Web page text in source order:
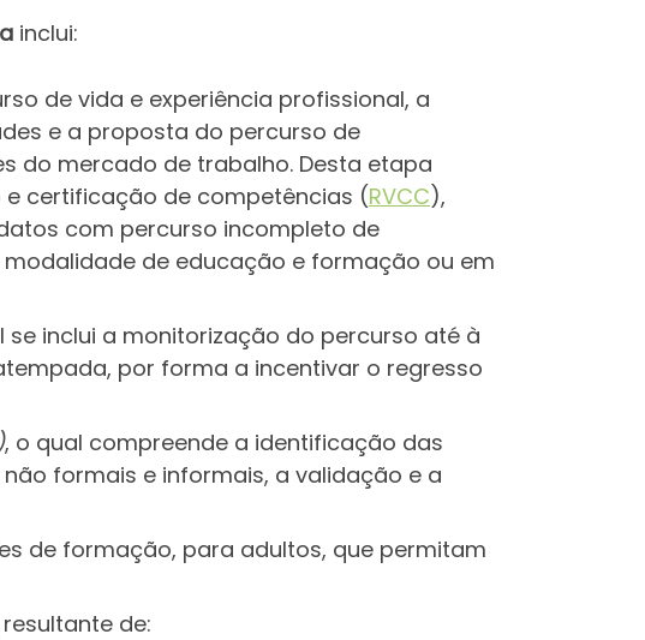
inclui:
de vida e experiência profissional, a
e a proposta do percurso de
do mercado de trabalho. Desta etapa
certificação de competências (RVCC),
com percurso incompleto de
de educação e formação ou em
inclui a monitorização do percurso até à
por forma a incentivar o regresso
, o qual compreende a identificação das
formais e informais, a validação e a
de formação, para adultos, que permitam
resultante de: